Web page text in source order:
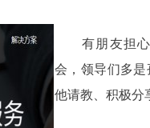
有朋友担心
会，领导们多
他请教、积极分